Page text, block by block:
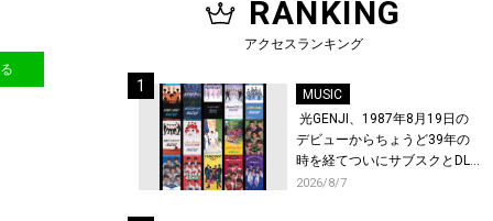
RANKING
アクセスランキング
MUSIC
光GENJI、1987年8月19日の
デビューからちょうど39年の
時を経てついにサブスクとDL
配信が解禁！
2026/8/7